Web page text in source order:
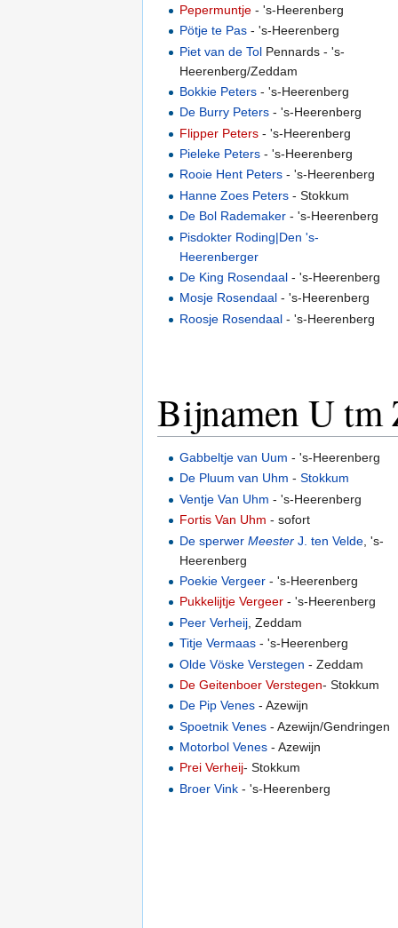
Pepermuntje - 's-Heerenberg
Pötje te Pas - 's-Heerenberg
Piet van de Tol Pennards - 's-
Heerenberg/Zeddam
Bokkie Peters - 's-Heerenberg
De Burry Peters - 's-Heerenberg
Flipper Peters - 's-Heerenberg
Pieleke Peters - 's-Heerenberg
Rooie Hent Peters - 's-Heerenberg
Hanne Zoes Peters - Stokkum
De Bol Rademaker - 's-Heerenberg
Pisdokter Roding|Den 's-
Heerenberger
De King Rosendaal - 's-Heerenberg
Mosje Rosendaal - 's-Heerenberg
Roosje Rosendaal - 's-Heerenberg
Bijnamen U tm
Gabbeltje van Uum - 's-Heerenberg
De Pluum van Uhm -Stokkum
Ventje Van Uhm - 's-Heerenberg
Fortis Van Uhm - sofort
De sperwerMeester J. ten Velde , 's-
Heerenberg
Poekie Vergeer - 's-Heerenberg
Pukkelijtje Vergeer - 's-Heerenberg
Peer Verheij , Zeddam
Titje Vermaas - 's-Heerenberg
Olde Vöske Verstegen - Zeddam
De Geitenboer Verstegen- Stokkum
De Pip Venes - Azewijn
Spoetnik Venes - Azewijn/Gendringen
Motorbol Venes - Azewijn
Prei Verheij- Stokkum
Broer Vink - 's-Heerenberg